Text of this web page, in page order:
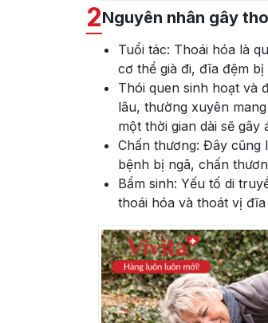
2Nguyên nhân gây
Tuổi tác: Thoái hóa là
cơ thể già đi, đĩa đệm
Thói quen sinh hoạt và
lâu, thường xuyên
một thời gian dài sẽ
Chấn thương: Đây cũng
bệnh bị ngã, chấn
Bẩm sinh: Yếu tố di
thoái hóa và thoát vị đĩa